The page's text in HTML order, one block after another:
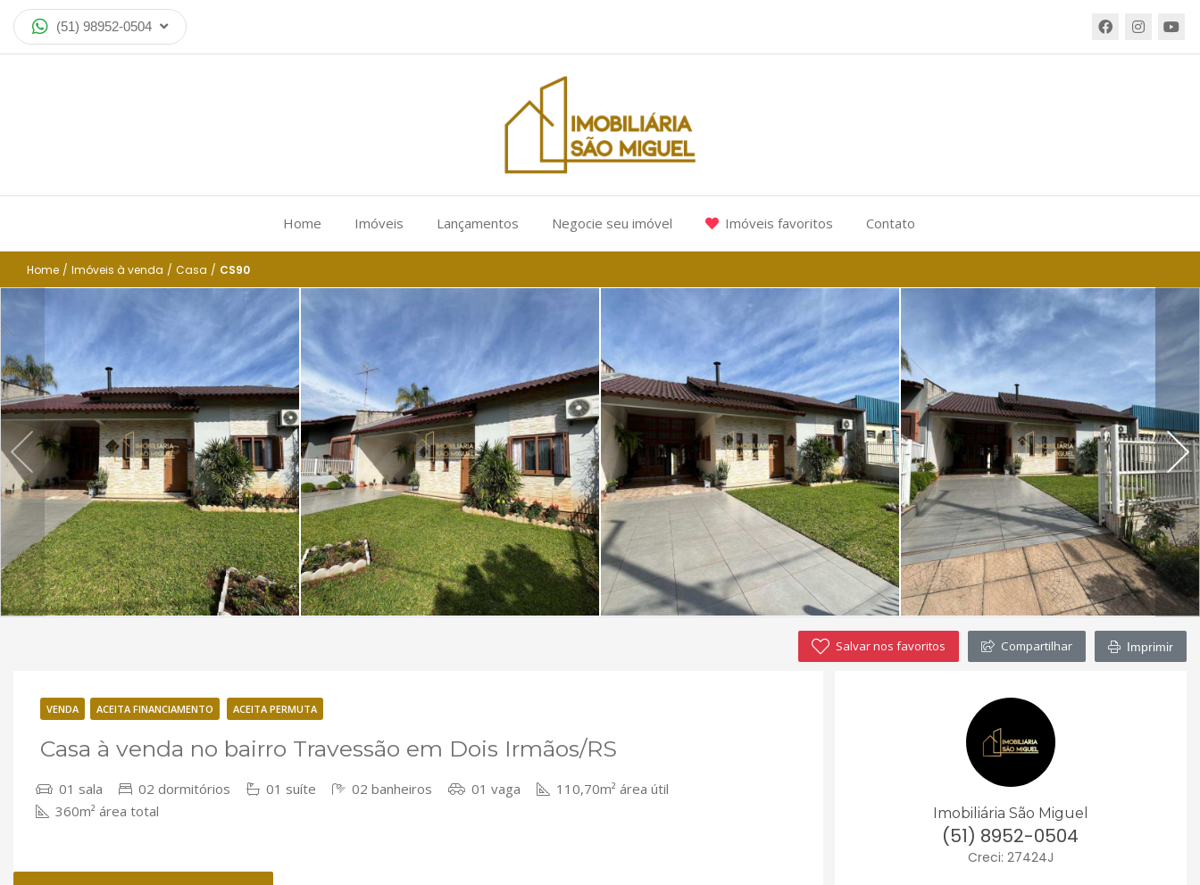
(51) 98952-0504
Home Imóveis Lançamentos Negocie seu imóvel Imóveis favoritos Contato
Home / Imóveis à venda / Casa / CS90
Salvar nos favoritos Compartilhar Imprimir
VENDA ACEITA FINANCIAMENTO ACEITA PERMUTA
Casa à venda no bairro Travessão em Dois Irmãos/RS
01 sala 02 dormitórios 01 suíte 02 banheiros 01 vaga
110,70m² área útil
360m² área total
Imobiliária São Miguel
(51) 8952-0504
Creci: 27424J